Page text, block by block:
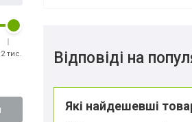
тис. Відповіді на
Які найдешевші